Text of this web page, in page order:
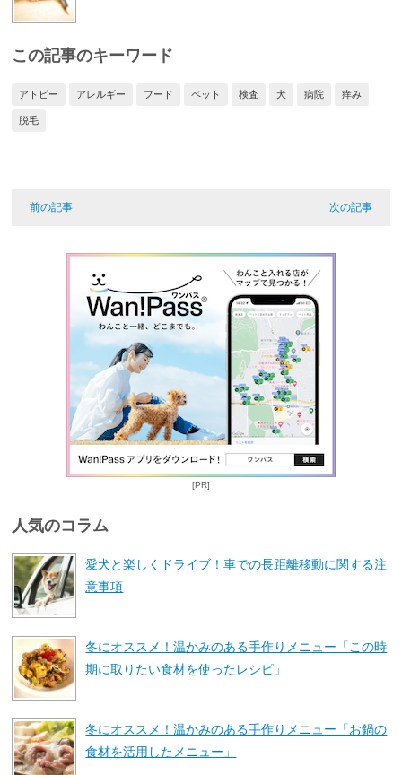
この記事のキーワード
アトピー アレルギー フード ペット 検査 犬 病院 痒み
脱毛
前の記事 次の記事
[PR]
人気のコラム
愛犬と楽しくドライブ！車での長距離移動に関する注
意事項
冬にオススメ！温かみのある手作りメニュー「この時
期に取りたい食材を使ったレシピ」
冬にオススメ！温かみのある手作りメニュー「お鍋の
食材を活用したメニュー」